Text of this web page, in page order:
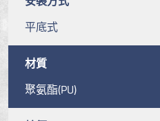
平底式
材質
聚氨酯(PU)